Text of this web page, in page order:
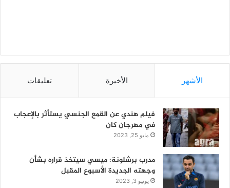
الأشهر الأخيرة تعليقات
فيلم هندي عن القمع الجنسي يستأثر بالإعجاب
في مهرجان كان
مايو 25, 2023
مدرب برشلونة: ميسي سيتخذ قراره بشأن
وجهته الجديدة الأسبوع المقبل
يونيو 3, 2023